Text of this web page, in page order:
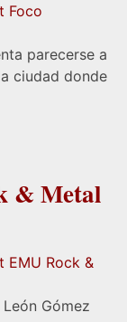
Foco
parecerse a
ciudad donde
& Metal
EMU Rock &
Gómez